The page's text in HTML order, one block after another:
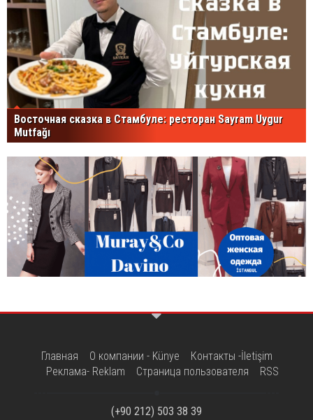
Восточная сказка в Стамбуле: ресторан Sayram Uygur
Mutfağı
Главная О компании - Künye
Контакты -İletişim
Реклама- Reklam
Страница пользователя RSS
(+90 212) 503 38 39